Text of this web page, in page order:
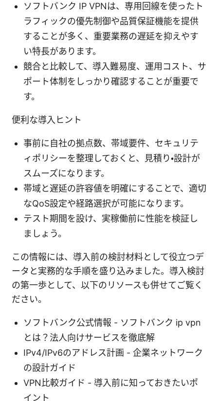
ソフトバンク IP VPNは、専用回線を使ったト
ラフィックの優先制御や品質保証機能を提供
することが多く、重要業務の遅延を抑えやす
い特長があります。
競合と比較して、導入難易度、運用コスト、サ
ポート体制をしっかり確認することが重要で
す。
便利な導入ヒント
事前に自社の拠点数、帯域要件、セキュリテ
ィポリシーを整理しておくと、見積り・設計が
スムーズになります。
帯域と遅延の許容値を明確にすることで、適切
なQoS設定や経路選択が可能になります。
テスト期間を設け、実稼働前に性能を検証し
ましょう。
この情報には、導入前の検討材料として役立つデ
ータと実務的な手順を盛り込みました。導入検討
の第一歩として、以下のリソースも併せてご覧く
ださい。
ソフトバンク公式情報 - ソフトバンク ip vpn
とは？法人向けサービスを徹底解
IPv4/IPv6のアドレス計画 - 企業ネットワーク
の設計ガイド
VPN比較ガイド - 導入前に知っておきたいポ
イント